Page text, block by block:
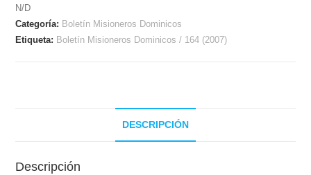
N/D
Categoría: Boletín Misioneros Dominicos
Etiqueta: Boletín Misioneros Dominicos / 164 (2007)
DESCRIPCIÓN
Descripción